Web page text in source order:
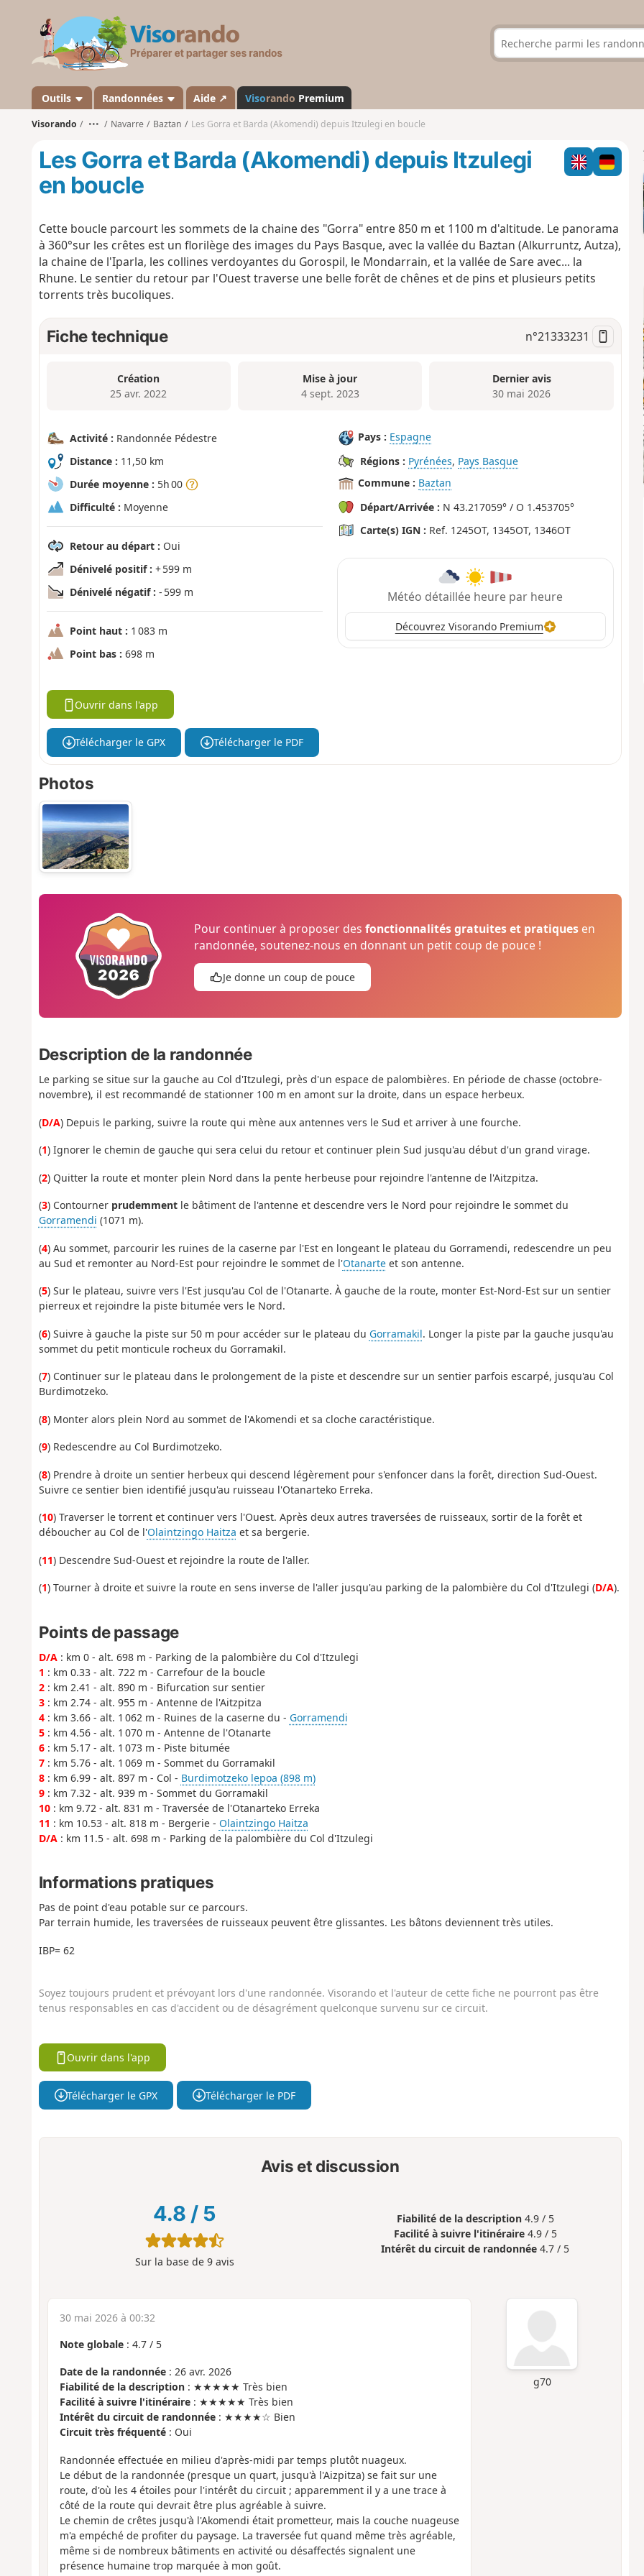
s
a
n
d
Outils Randonnées Aide ↗ Visorando Premium
Visorando ••• Navarre Baztan Les Gorra et Barda (Akomendi) depuis Itzulegi en boucle
Les Gorra et Barda (Akomendi) depuis Itzulegi
en boucle
Cette boucle parcourt les sommets de la chaine des "Gorra" entre 850 m et 1100 m d'altitude. Le panorama
à 360°sur les crêtes est un florilège des images du Pays Basque, avec la vallée du Baztan (Alkurruntz, Autza),
la chaine de l'Iparla, les collines verdoyantes du Gorospil, le Mondarrain, et la vallée de Sare avec... la
Rhune. Le sentier du retour par l'Ouest traverse une belle forêt de chênes et de pins et plusieurs petits
torrents très bucoliques.
Fiche technique n°21333231
Création
25 avr. 2022
Mise à jour
4 sept. 2023
Dernier avis
30 mai 2026
Activité : Randonnée Pédestre
Distance : 11,50 km
Durée moyenne : 5h 00
Difficulté : Moyenne
Retour au départ : Oui
Dénivelé positif : + 599 m
Dénivelé négatif : - 599 m
Point haut : 1 083 m
Point bas : 698 m
Pays : Espagne
Régions : Pyrénées, Pays Basque
Commune : Baztan
Départ/Arrivée : N 43.217059° / O 1.453705°
Carte(s) IGN : Ref. 1245OT, 1345OT, 1346OT
Météo détaillée heure par heure
Découvrez Visorando Premium
Ouvrir dans l'app
Télécharger le GPX Télécharger le PDF
Photos
Pour continuer à proposer desfonctionnalités gratuites et pratiques en
randonnée, soutenez-nous en donnant un petit coup de pouce !
Je donne un coup de pouce
Description de la randonnée
Le parking se situe sur la gauche au Col d'Itzulegi, près d'un espace de palombières. En période de chasse (octobre-
novembre), il est recommandé de stationner 100 m en amont sur la droite, dans un espace herbeux.
(D/A) Depuis le parking, suivre la route qui mène aux antennes vers le Sud et arriver à une fourche.
(1) Ignorer le chemin de gauche qui sera celui du retour et continuer plein Sud jusqu'au début d'un grand virage.
(2) Quitter la route et monter plein Nord dans la pente herbeuse pour rejoindre l'antenne de l'Aitzpitza.
(3) Contourner prudemmentle bâtiment de l'antenne et descendre vers le Nord pour rejoindre le sommet du
Gorramendi (1071 m).
(4) Au sommet, parcourir les ruines de la caserne par l'Est en longeant le plateau du Gorramendi, redescendre un peu
au Sud et remonter au Nord-Est pour rejoindre le sommet de l'Otanarteet son antenne.
(5) Sur le plateau, suivre vers l'Est jusqu'au Col de l'Otanarte. À gauche de la route, monter Est-Nord-Est sur un sentier
pierreux et rejoindre la piste bitumée vers le Nord.
(6) Suivre à gauche la piste sur 50 m pour accéder sur le plateau du Gorramakil. Longer la piste par la gauche jusqu'au
sommet du petit monticule rocheux du Gorramakil.
(7) Continuer sur le plateau dans le prolongement de la piste et descendre sur un sentier parfois escarpé, jusqu'au Col
Burdimotzeko.
(8) Monter alors plein Nord au sommet de l'Akomendi et sa cloche caractéristique.
(9) Redescendre au Col Burdimotzeko.
(8) Prendre à droite un sentier herbeux qui descend légèrement pour s'enfoncer dans la forêt, direction Sud-Ouest.
Suivre ce sentier bien identifié jusqu'au ruisseau l'Otanarteko Erreka.
(10) Traverser le torrent et continuer vers l'Ouest. Après deux autres traversées de ruisseaux, sortir de la forêt et
déboucher au Col de l'Olaintzingo Haitza et sa bergerie.
(11) Descendre Sud-Ouest et rejoindre la route de l'aller.
(1) Tourner à droite et suivre la route en sens inverse de l'aller jusqu'au parking de la palombière du Col d'Itzulegi (D/A).
Points de passage
D/A: km 0 - alt. 698 m - Parking de la palombière du Col d'Itzulegi
1 : km 0.33 - alt. 722 m - Carrefour de la boucle
2: km 2.41 - alt. 890 m - Bifurcation sur sentier
3: km 2.74 - alt. 955 m - Antenne de l'Aitzpitza
4: km 3.66 - alt. 1 062 m - Ruines de la caserne du - Gorramendi
5: km 4.56 - alt. 1 070 m - Antenne de l'Otanarte
6: km 5.17 - alt. 1 073 m - Piste bitumée
7: km 5.76 - alt. 1 069 m - Sommet du Gorramakil
8: km 6.99 - alt. 897 m - Col - Burdimotzeko lepoa (898 m)
9: km 7.32 - alt. 939 m - Sommet du Gorramakil
10: km 9.72 - alt. 831 m - Traversée de l'Otanarteko Erreka
11 : km 10.53 - alt. 818 m - Bergerie - Olaintzingo Haitza
D/A: km 11.5 - alt. 698 m - Parking de la palombière du Col d'Itzulegi
Informations pratiques
Pas de point d'eau potable sur ce parcours.
Par terrain humide, les traversées de ruisseaux peuvent être glissantes. Les bâtons deviennent très utiles.
IBP= 62
Soyez toujours prudent et prévoyant lors d'une randonnée. Visorando et l'auteur de cette fiche ne pourront pas être
tenus responsables en cas d'accident ou de désagrément quelconque survenu sur ce circuit.
Ouvrir dans l'app
Télécharger le GPX Télécharger le PDF
Avis et discussion
4.8 / 5
Sur la base de 9avis
Fiabilité de la description 4.9 / 5
Facilité à suivre l'itinéraire 4.9 / 5
Intérêt du circuit de randonnée 4.7 / 5
g70
30 mai 2026 à 00:32
Note globale: 4.7/ 5
Date de la randonnée: 26 avr. 2026
Fiabilité de la description: ★★★★★ Très bien
Facilité à suivre l'itinéraire: ★★★★★ Très bien
Intérêt du circuit de randonnée: ★★★★☆ Bien
Circuit très fréquenté: Oui
Randonnée effectuée en milieu d'après-midi par temps plutôt nuageux.
Le début de la randonnée (presque un quart, jusqu'à l'Aizpitza) se fait sur une
route, d'où les 4 étoiles pour l'intérêt du circuit ; apparemment il y a une trace à
côté de la route qui devrait être plus agréable à suivre.
Le chemin de crêtes jusqu'à l'Akomendi était prometteur, mais la couche nuageuse
m'a empéché de profiter du paysage. La traversée fut quand même très agréable,
même si de nombreux bâtiments en activité ou désaffectés signalent une
présence humaine trop marquée à mon goût.